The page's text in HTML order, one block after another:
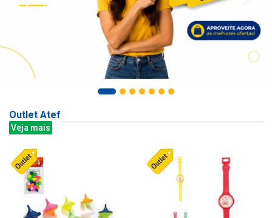
Outlet Atef
Veja mais